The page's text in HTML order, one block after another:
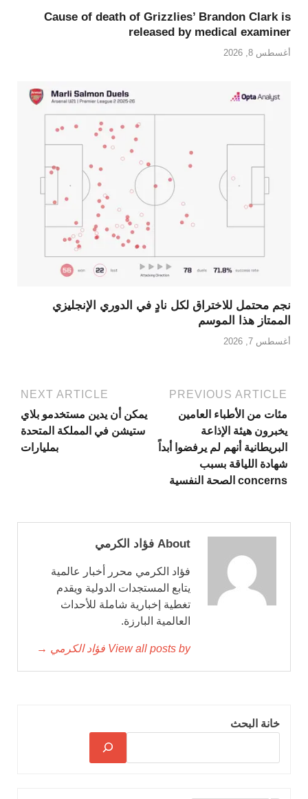
Cause of death of Grizzlies’ Brandon Clark is
released by medical examiner
أغسطس 8, 2026
نجم محتمل للاختراق لكل نادٍ في الدوري الإنجليزي
الممتاز هذا الموسم
أغسطس 7, 2026
PREVIOUS ARTICLE
مئات من الأطباء العامين
يخبرون هيئة الإذاعة
البريطانية أنهم لم يرفضوا أبداً
شهادة اللياقة بسبب
concerns الصحة النفسية
NEXT ARTICLE
يمكن أن يدين مستخدمو بلاي
ستيشن في المملكة المتحدة
بمليارات
About فؤاد الكرمي
فؤاد الكرمي محرر أخبار عالمية
يتابع المستجدات الدولية ويقدم
تغطية إخبارية شاملة للأحداث
العالمية البارزة.
View all posts by فؤاد الكرمي →
خانة البحث